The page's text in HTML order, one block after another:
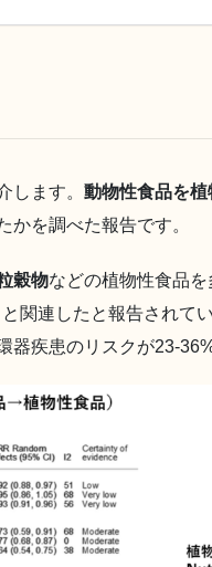
します。 動物性食品を
かを調べた報告です。
穀物などの植物性食品
関連したと報告されて
器疾患のリスクが23-